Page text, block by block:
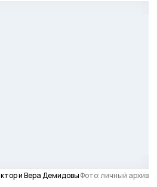
и Вера ДемидовыФото: личный архив